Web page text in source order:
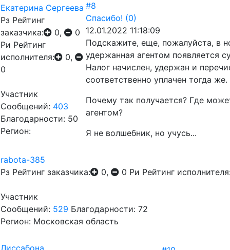
Екатерина Сергеева
Рз Рейтинг
заказчика:
0,
0
Ри Рейтинг
исполнителя:
0,
0
Участник
Сообщений: 403
Благодарности: 50
Регион:
#8
Спасибо! (0)
12.01.2022 11:18:09
Подскажите, еще, пожалуйста, в
удержанная агентом появляется
Налог начислен, удержан и
соответственно уплачен тогда же.
Почему так получается? Где
агентом?
Я не волшебник, но учусь...
rabota-385
Рз Рейтинг заказчика: 0, 0 Ри Рейтинг
Участник
Сообщений: 529 Благодарности: 72
Регион: Московская область
Лиссабона